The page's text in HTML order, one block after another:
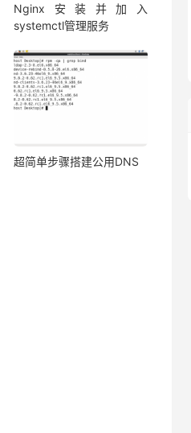
Nginx安装并加入
systemctl管理服务
超简单步骤搭建公用DNS